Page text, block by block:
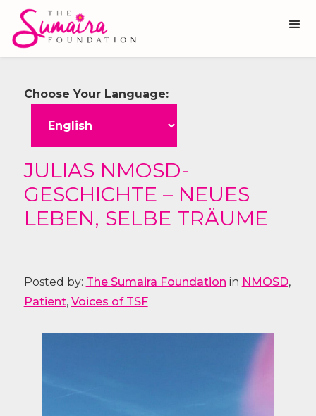
Choose Your Language:
JULIAS NMOSD-
GESCHICHTE – NEUES
LEBEN, SELBE TRÄUME
Posted by: The Sumaira Foundation in NMOSD,
Patient, Voices of TSF